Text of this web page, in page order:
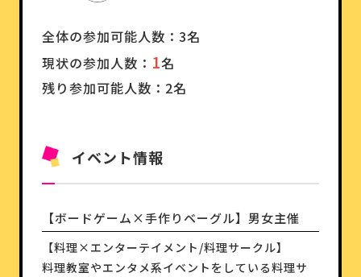
全体の参加可能人数：3名
現状の参加人数： 1名
残り参加可能人数：2名
イベント情報
【ボードゲーム×手作りベーグル】男女主催
【料理×エンターテイメント/料理サークル】
料理教室やエンタメ系イベントをしている料理サ